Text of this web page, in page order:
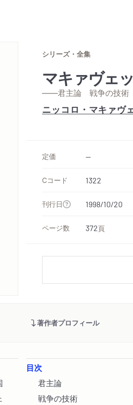
シリーズ・全集
マキァヴェ
——君主論 戦争の技
ニッコロ・マキァヴ
定価 --
Cコード 1322
刊行日 1998/10/20
ページ数 372頁
著作者プロフィール
目次
君主論
戦争の技術